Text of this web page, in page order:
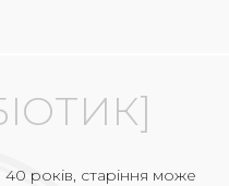
років, старіння може